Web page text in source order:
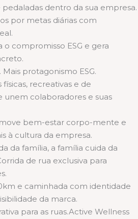
dentro da sua empresa.
por metas diárias com
o compromisso ESG e gera
Mais protagonismo ESG.
recreativas e de
colaboradores e suas
bem-estar corpo-mente e
à cultura da empresa.
da família, a família cuida da
de rua exclusiva para
e caminhada com identidade
da marca.
para as ruas.Active Wellness